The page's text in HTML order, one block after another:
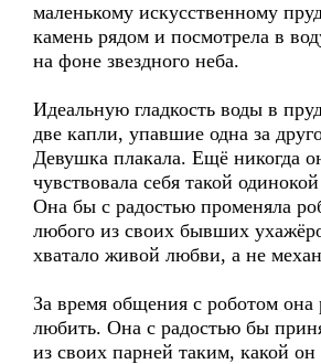
маленькому искусственному
камень рядом и посмотрела в
на фоне звездного неба.
Идеальную гладкость воды в
две капли, упавшие одна за
Девушка плакала. Ещё никогда
чувствовала себя такой
Она бы с радостью променяла
любого из своих бывших
хватало живой любви, а не
За время общения с роботом она
любить. Она с радостью бы
из своих парней таким, какой